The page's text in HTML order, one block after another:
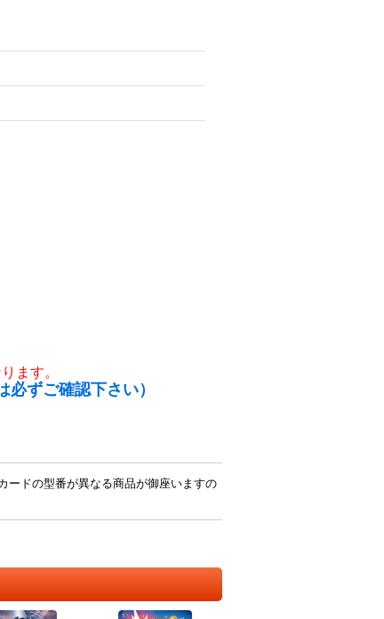
ます。
ずご確認下さい）
ードの型番が異なる商品が御座いますの